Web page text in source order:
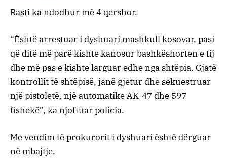
Rasti ka ndodhur më 4 qershor.
“Është arrestuar i dyshuari mashkull kosovar, pasi
që ditë më parë kishte kanosur bashkëshorten e tij
dhe më pas e kishte larguar edhe nga shtëpia. Gjatë
kontrollit të shtëpisë, janë gjetur dhe sekuestruar
një pistoletë, një automatike AK-47 dhe 597
fishekë”, ka njoftuar policia.
Me vendim të prokurorit i dyshuari është dërguar
në mbajtje.